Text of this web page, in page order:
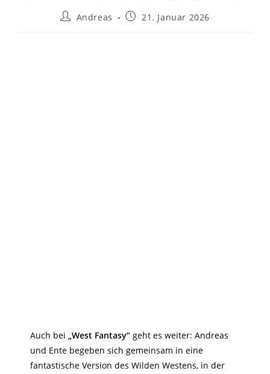
Andreas 21. Januar 2026
Auch bei „West Fantasy“ geht es weiter: Andreas
und Ente begeben sich gemeinsam in eine
fantastische Version des Wilden Westens, in der